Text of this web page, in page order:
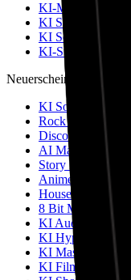
KI-Musikgenerator
KI Songwriter
KI Song Cover
KI-Stem-Splitter
Neuerscheinung
KI Songtexte
Rock Musik
Disco Musik
AI Mashup Maker
Story Musikvideo
Anime und
House Music
8 Bit Musik
KI Audio zu MIDI
KI Hyperpop
KI Mashup Musik
KI Film Musik